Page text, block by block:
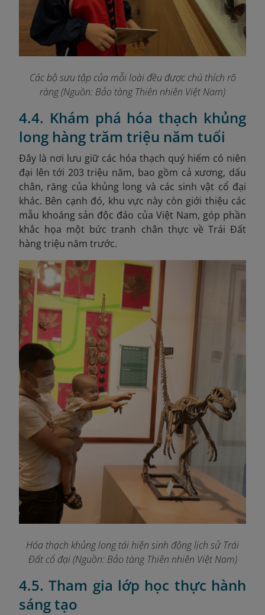
Các bộ sưu tập của mỗi loài đều được chú thích rõ
ràng (Nguồn: Bảo tàng Thiên nhiên Việt Nam)
4.4. Khám phá hóa thạch khủng
long hàng trăm triệu năm tuổi
Đây là nơi lưu giữ các hóa thạch quý hiếm có niên
đại lên tới 203 triệu năm, bao gồm cả xương, dấu
chân, răng của khủng long và các sinh vật cổ đại
khác. Bên cạnh đó, khu vực này còn giới thiệu các
mẫu khoáng sản độc đáo của Việt Nam, góp phần
khắc họa một bức tranh chân thực về Trái Đất
hàng triệu năm trước.
Hóa thạch khủng long tái hiện sinh động lịch sử Trái
Đất cổ đại (Nguồn: Bảo tàng Thiên nhiên Việt Nam)
4.5. Tham gia lớp học thực hành
sáng tạo